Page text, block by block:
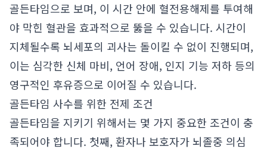
골든타임으로 보며, 이 시간 안에 혈전용해제를 투여해
야 막힌 혈관을 효과적으로 뚫을 수 있습니다. 시간이
지체될수록 뇌세포의 괴사는 돌이킬 수 없이 진행되며,
이는 심각한 신체 마비, 언어 장애, 인지 기능 저하 등의
영구적인 후유증으로 이어질 수 있습니다.
골든타임 사수를 위한 전제 조건
골든타임을 지키기 위해서는 몇 가지 중요한 조건이 충
족되어야 합니다. 첫째, 환자나 보호자가 뇌졸중 의심